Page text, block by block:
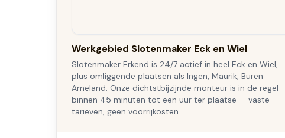
Werkgebied Slotenmaker Eck en Wiel
Slotenmaker Erkend is 24/7 actief in heel Eck en Wiel,
plus omliggende plaatsen als Ingen, Maurik, Buren
Ameland. Onze dichtstbijzijnde monteur is in de regel
binnen 45 minuten tot een uur ter plaatse — vaste
tarieven, geen voorrijkosten.